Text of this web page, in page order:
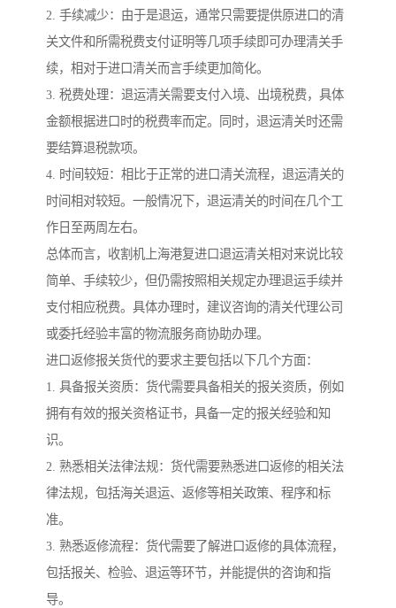
2. 手续减少：由于是退运，通常只需要提供原进口的清
关文件和所需税费支付证明等几项手续即可办理清关手
续，相对于进口清关而言手续更加简化。
3. 税费处理：退运清关需要支付入境、出境税费，具体
金额根据进口时的税费率而定。同时，退运清关时还需
要结算退税款项。
4. 时间较短：相比于正常的进口清关流程，退运清关的
时间相对较短。一般情况下，退运清关的时间在几个工
作日至两周左右。
总体而言，收割机上海港复进口退运清关相对来说比较
简单、手续较少，但仍需按照相关规定办理退运手续并
支付相应税费。具体办理时，建议咨询的清关代理公司
或委托经验丰富的物流服务商协助办理。
进口返修报关货代的要求主要包括以下几个方面：
1. 具备报关资质：货代需要具备相关的报关资质，例如
拥有有效的报关资格证书，具备一定的报关经验和知
识。
2. 熟悉相关法律法规：货代需要熟悉进口返修的相关法
律法规，包括海关退运、返修等相关政策、程序和标
准。
3. 熟悉返修流程：货代需要了解进口返修的具体流程，
包括报关、检验、退运等环节，并能提供的咨询和指
导。